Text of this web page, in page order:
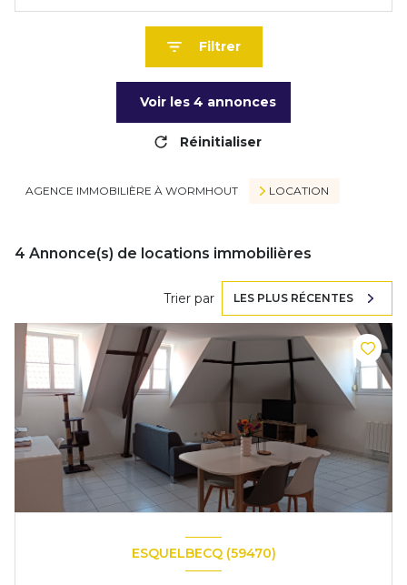
Filtrer
Voir les 4 annonces
Réinitialiser
AGENCE IMMOBILIÈRE À WORMHOUT LOCATION
4 Annonce(s) de locations immobilières
Trier par LES PLUS RÉCENTES
ESQUELBECQ (59470)